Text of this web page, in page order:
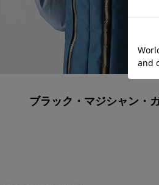
ブラック・マジシャン・